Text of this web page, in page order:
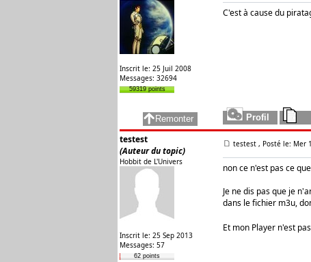
Inscrit le: 25 Juil 2008
Messages: 32694
59319 points
C'est à cause du
testest
(Auteur du topic)
Hobbit de L'Univers
Inscrit le: 25 Sep 2013
Messages: 57
62 points
testest , Posté le: Mer
non ce n'est pas ce
Je ne dis pas que je
dans le fichier m3u,
Et mon Player n'est